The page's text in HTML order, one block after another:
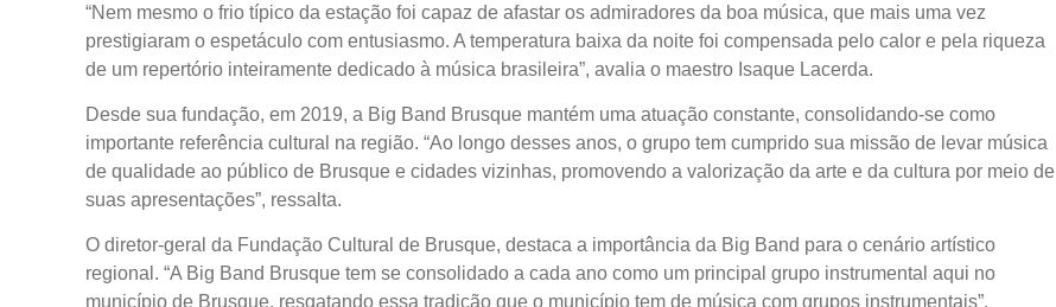
“Nem mesmo o frio típico da estação foi capaz de afastar os admiradores da boa música, que mais uma vez
prestigiaram o espetáculo com entusiasmo. A temperatura baixa da noite foi compensada pelo calor e pela riqueza
de um repertório inteiramente dedicado à música brasileira”, avalia o maestro Isaque Lacerda.
Desde sua fundação, em 2019, a Big Band Brusque mantém uma atuação constante, consolidando-se como
importante referência cultural na região. “Ao longo desses anos, o grupo tem cumprido sua missão de levar música
de qualidade ao público de Brusque e cidades vizinhas, promovendo a valorização da arte e da cultura por meio de
suas apresentações”, ressalta.
O diretor-geral da Fundação Cultural de Brusque, destaca a importância da Big Band para o cenário artístico
regional. “A Big Band Brusque tem se consolidado a cada ano como um principal grupo instrumental aqui no
município de Brusque, resgatando essa tradição que o município tem de música com grupos instrumentais”.